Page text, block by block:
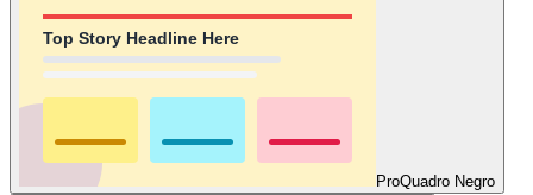
ProQuadro Negro